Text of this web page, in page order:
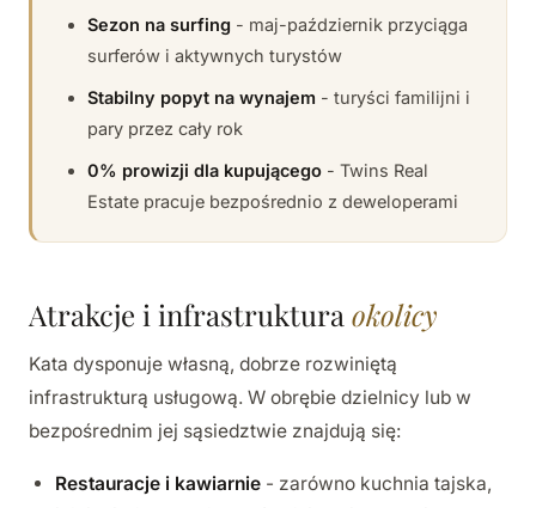
Sezon na surfing - maj-październik przyciąga
surferów i aktywnych turystów
Stabilny popyt na wynajem - turyści familijni i
pary przez cały rok
0% prowizji dla kupującego - Twins Real
Estate pracuje bezpośrednio z deweloperami
Atrakcje i infrastruktura okolicy
Kata dysponuje własną, dobrze rozwiniętą
infrastrukturą usługową. W obrębie dzielnicy lub w
bezpośrednim jej sąsiedztwie znajdują się:
Restauracje i kawiarnie - zarówno kuchnia tajska,